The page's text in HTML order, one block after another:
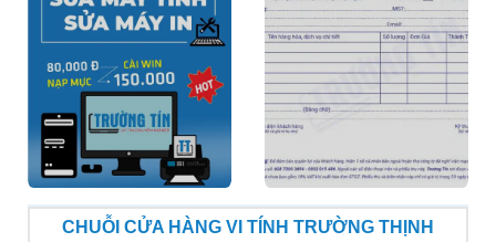
CHUỖI CỬA HÀNG VI TÍNH TRƯỜNG THỊNH